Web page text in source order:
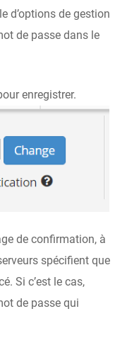
d’options de gestion
de passe dans le
enregistrer.
de confirmation, à
spécifient que
Si c’est le cas,
de passe qui